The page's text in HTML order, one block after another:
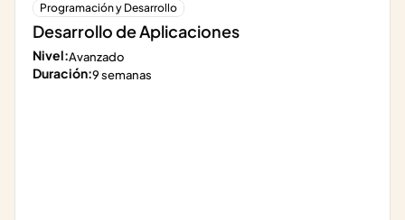
Programación y Desarrollo
Desarrollo de Aplicaciones
Nivel:Avanzado
Duración:9 semanas